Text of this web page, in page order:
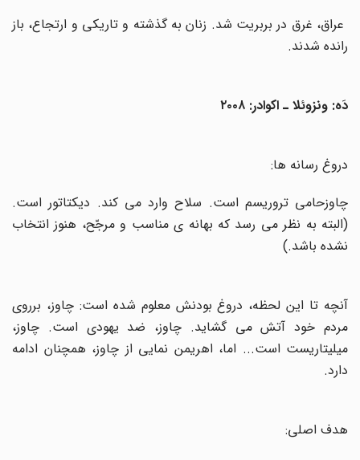
عراق، غرق در بربریت شد. زنان به گذشته و تاریکی و ارتجاع، باز
رانده شدند.
دَه: ونزوئلا ـ اکوادر: ۲۰۰۸
دروغ رسانه ها :
چاوزحامی تروریسم است. سلاح وارد می کند. دیکتاتور است.
(البته به نظر می رسد که بهانه ی مناسب و مرجّح، هنوز انتخاب
نشده باشد.)
آنچه تا این لحظه، دروغ بودنش معلوم شده است: چاوز، برروی
مردم خود آتش می گشاید. چاوز، ضد یهودی است. چاوز،
میلیتاریست است... اما، اهریمن نمایی از چاوز، همچنان ادامه
دارد.
هدف اصلی: